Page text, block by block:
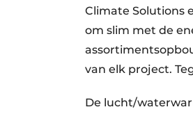
Climate Solutions
om slim met de
van elk project.
De lucht/